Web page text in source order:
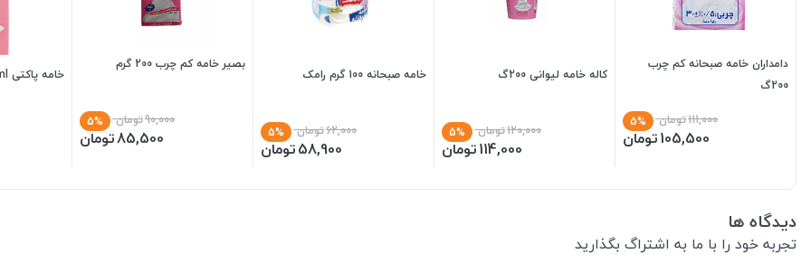
دامداران خامه صبحانه کم چرب
200گ
111,000تومان 5%
105,500تومان
کاله خامه لیوانی 200گ
120,000تومان 5%
114,000تومان
خامه صبحانه 100 گرم رامک
62,000تومان 5%
58,900تومان
بصیر خامه کم چرب 200 گرم
90,000تومان 5%
85,500تومان
خامه پاکتی 200ml کاله اسلیم
دیدگاه ها
تجربه خود را با ما به اشتراگ بگذارید